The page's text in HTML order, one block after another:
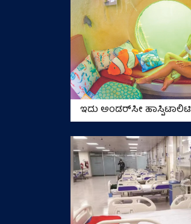
ಇದು ಅಂಡರ್‌ಸೀ ಹಾಸ್ಪಿಟಾಲಿಟಿ